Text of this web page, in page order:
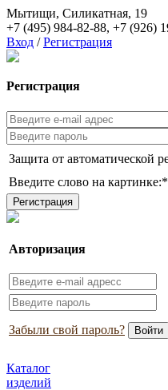
Мытищи, Силикатная, 19
+7 (495) 984-82-88, +7 (926)
Вход / Регистрация
Регистрация
Защита от автоматической
Введите слово на картинке:*
Авторизация
Забыли свой пароль?
Каталог
изделий